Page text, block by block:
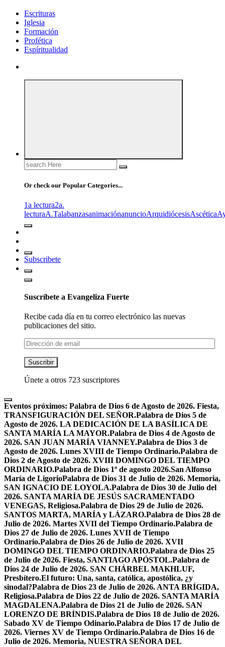
Escrituras
Iglesia
Formación
Profética
Espíritualidad
Search
for:
Or check our Popular Categories...
1a lectura2a.
lecturaA.TalabanzasanimaciónanuncioArquidiócesisAscética
Subscribete
Suscríbete a Evangeliza Fuerte
Recibe cada día en tu correo electrónico las nuevas
publicaciones del sitio.
Dirección
de
email
Suscribir
Únete a otros 723 suscriptores
Eventos próximos: Palabra de Dios 6 de Agosto de 2026. Fiesta,
TRANSFIGURACIÓN DEL SEÑOR.Palabra de Dios 5 de
Agosto de 2026. LA DEDICACIÓN DE LA BASÍLICA DE
SANTA MARÍA LA MAYOR.Palabra de Dios 4 de Agosto de
2026. SAN JUAN MARÍA VIANNEY.Palabra de Dios 3 de
Agosto de 2026. Lunes XVIII de Tiempo Ordinario.Palabra de
Dios 2 de Agosto de 2026. XVIII DOMINGO DEL TIEMPO
ORDINARIO.Palabra de Dios 1º de agosto 2026.San Alfonso
María de LigorioPalabra de Dios 31 de Julio de 2026. Memoria,
SAN IGNACIO DE LOYOLA.Palabra de Dios 30 de Julio del
2026. SANTA MARÍA DE JESÚS SACRAMENTADO
VENEGAS, Religiosa.Palabra de Dios 29 de Julio de 2026.
SANTOS MARTA, MARÍA y LÁZARO.Palabra de Dios 28 de
Julio de 2026. Martes XVII del Tiempo Ordinario.Palabra de
Dios 27 de Julio de 2026. Lunes XVII de Tiempo
Ordinario.Palabra de Dios 26 de Julio de 2026. XVII
DOMINGO DEL TIEMPO ORDINARIO.Palabra de Dios 25
de Julio de 2026. Fiesta, SANTIAGO APÓSTOL.Palabra de
Dios 24 de Julio de 2026. SAN CHÁRBEL MAKHLUF,
Presbítero.El futuro: Una, santa, católica, apostólica, ¿y
sinodal?Palabra de Dios 23 de Julio de 2026. ANTA BRÍGIDA,
Religiosa.Palabra de Dios 22 de Julio de 2026. SANTA MARÍA
MAGDALENA.Palabra de Dios 21 de Julio de 2026. SAN
LORENZO DE BRÍNDIS.Palabra de Dios 18 de Julio de 2026.
Sabado XV de Tiempo Odinario.Palabra de Dios 17 de Julio de
2026. Viernes XV de Tiempo Ordinario.Palabra de Dios 16 de
Julio de 2026. Memoria, NUESTRA SEÑORA DEL